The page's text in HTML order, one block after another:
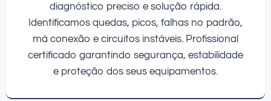
diagnóstico preciso e solução rápida.
Identificamos quedas, picos, falhas no padrão,
má conexão e circuitos instáveis. Profissional
certificado garantindo segurança, estabilidade
e proteção dos seus equipamentos.